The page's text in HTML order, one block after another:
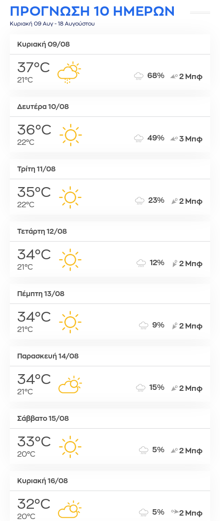
ΠΡΟΓΝΩΣΗ 10 ΗΜΕΡΩΝ
Κυριακή 09 Αυγ - 18 Αυγούστου
Κυριακή 09/08
37°C
21°C
68% 2 Μπφ
Δευτέρα 10/08
36°C
22°C
49% 3 Μπφ
Τρίτη 11/08
35°C
22°C
23% 2 Μπφ
Τετάρτη 12/08
34°C
21°C
12% 2 Μπφ
Πέμπτη 13/08
34°C
21°C
9% 2 Μπφ
Παρασκευή 14/08
34°C
21°C
15% 2 Μπφ
Σάββατο 15/08
33°C
20°C
5% 2 Μπφ
Κυριακή 16/08
32°C
20°C
5% 2 Μπφ